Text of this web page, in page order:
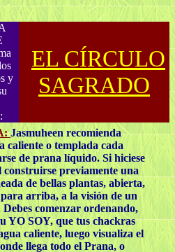
y
EL CÍRCULO
SAGRADO
Jasmuheen recomienda
caliente o templada cada
de prana líquido. Si hiciese
construirse previamente una
de bellas plantas, abierta,
arriba, a la visión de un
comenzar ordenando,
YO SOY, que tus chackras
caliente, luego visualiza el
llega todo el Prana, o